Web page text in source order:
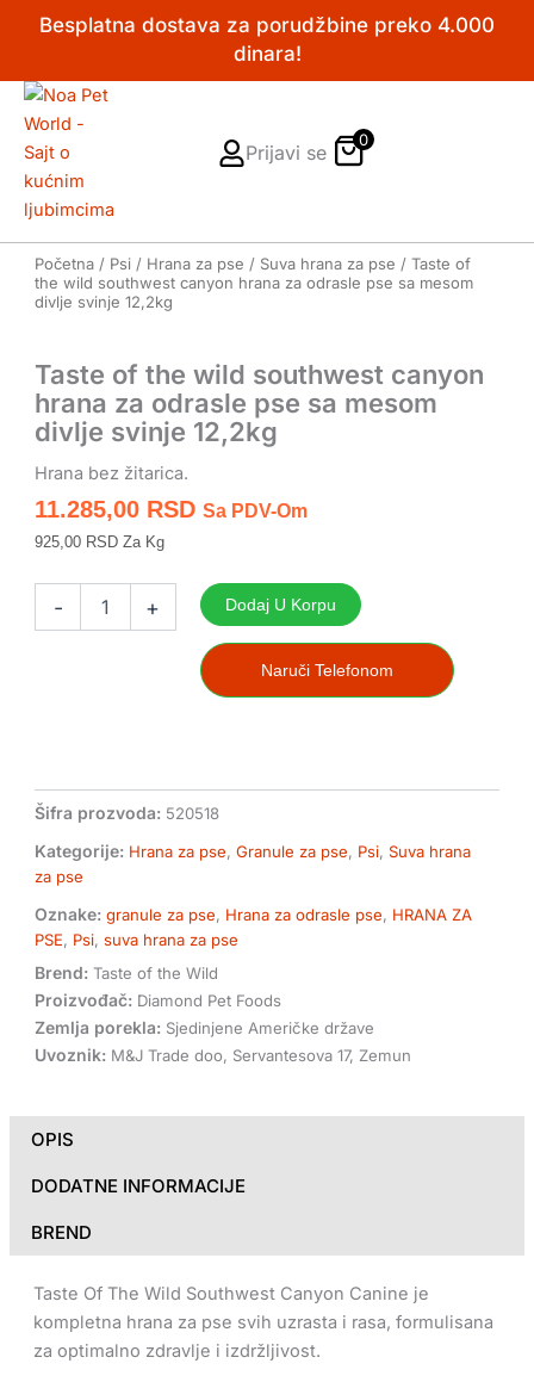
PređiBesplatna dostava za porudžbine preko 4.000
dinara!
Prijavi se
0
Početna / Psi / Hrana za pse / Suva hrana za pse / Taste of
the wild southwest canyon hrana za odrasle pse sa mesom
divlje svinje 12,2kg
Taste of the wild southwest canyon
hrana za odrasle pse sa mesom
divlje svinje 12,2kg
Hrana bez žitarica.
11.285,00 RSD Sa PDV-Om
925,00 RSD Za Kg
-
pse
sa
divlje
svinje
12,2kg
+ Dodaj U Korpu
Naruči Telefonom
Šifra prozvoda: 520518
Kategorije: Hrana za pse,Granule za pse, Psi,Suva hrana
za pse
Oznake: granule za pse, Hrana za odrasle pse, HRANA ZA
PSE, Psi,suva hrana za pse
Brend: Taste of the Wild
Proizvođač: Diamond Pet Foods
Zemlja porekla: Sjedinjene Američke države
Uvoznik: M&J Trade doo, Servantesova 17, Zemun
OPIS
DODATNE INFORMACIJE
BREND
Taste Of The Wild Southwest Canyon Canine je
kompletna hrana za pse svih uzrasta i rasa, formulisana
za optimalno zdravlje i izdržljivost.